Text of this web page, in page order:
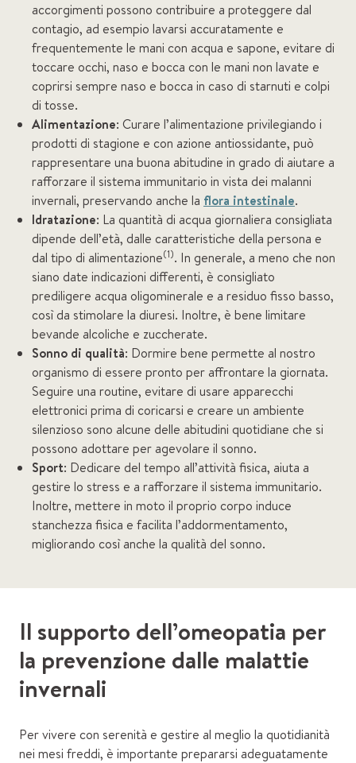
accorgimenti possono contribuire a proteggere dal
contagio, ad esempio lavarsi accuratamente e
frequentemente le mani con acqua e sapone, evitare di
toccare occhi, naso e bocca con le mani non lavate e
coprirsi sempre naso e bocca in caso di starnuti e colpi
di tosse.
Alimentazione: Curare l’alimentazione privilegiando i
prodotti di stagione e con azione antiossidante, può
rappresentare una buona abitudine in grado di aiutare a
rafforzare il sistema immunitario in vista dei malanni
invernali, preservando anche la flora intestinale.
Idratazione: La quantità di acqua giornaliera consigliata
dipende dell’età, dalle caratteristiche della persona e
dal tipo di alimentazione(1). In generale, a meno che non
siano date indicazioni differenti, è consigliato
prediligere acqua oligominerale e a residuo fisso basso,
così da stimolare la diuresi. Inoltre, è bene limitare
bevande alcoliche e zuccherate.
Sonno di qualità: Dormire bene permette al nostro
organismo di essere pronto per affrontare la giornata.
Seguire una routine, evitare di usare apparecchi
elettronici prima di coricarsi e creare un ambiente
silenzioso sono alcune delle abitudini quotidiane che si
possono adottare per agevolare il sonno.
Sport: Dedicare del tempo all’attività fisica, aiuta a
gestire lo stress e a rafforzare il sistema immunitario.
Inoltre, mettere in moto il proprio corpo induce
stanchezza fisica e facilita l’addormentamento,
migliorando così anche la qualità del sonno.
Il supporto dell’omeopatia per
la prevenzione dalle malattie
invernali
Per vivere con serenità e gestire al meglio la quotidianità
nei mesi freddi, è importante prepararsi adeguatamente